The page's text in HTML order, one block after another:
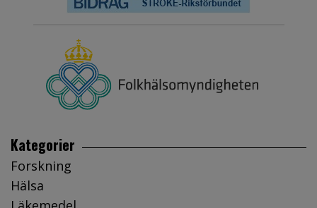
Kategorier
Forskning
Hälsa